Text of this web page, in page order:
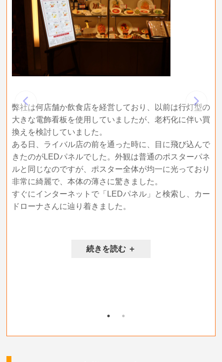
る
弊社は何店舗か飲食店を経営しており、以前は行灯型の
大きな電飾看板を使用していましたが、老朽化に伴い買
換えを検討していました。
ある日、ライバル店の前を通った時に、目に飛び込んで
きたのがLEDパネルでした。外観は普通のポスターパネ
ルと同じなのですが、ポスター全体が均一に光っており
非常に綺麗で、本体の薄さに驚きました。
すぐにインターネットで「LEDパネル」と検索し、カー
ドローナさんに辿り着きました。
続きを読む ＋